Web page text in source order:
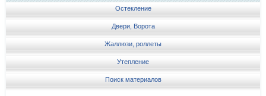
Остекление
Двери, Ворота
Жаллюзи, роллеты
Утепление
Поиск материалов